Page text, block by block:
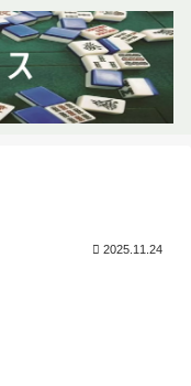
2025.11.24